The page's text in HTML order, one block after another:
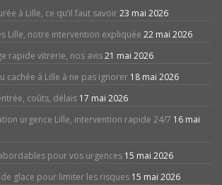
à Lille, ce qu’il faut savoir23 mai 2026
Lille, notre intervention expliquée 22 mai 2026
rapide vitrerie, nos avis21 mai 2026
cachée à Lille à ne pas ignorer 18 mai 2026
coûts, délais 17 mai 2026
urgence Lille, intervention rapide 24/7 16 mai
pour vos urgences 15 mai 2026
glace pour limiter les risques 15 mai 2026